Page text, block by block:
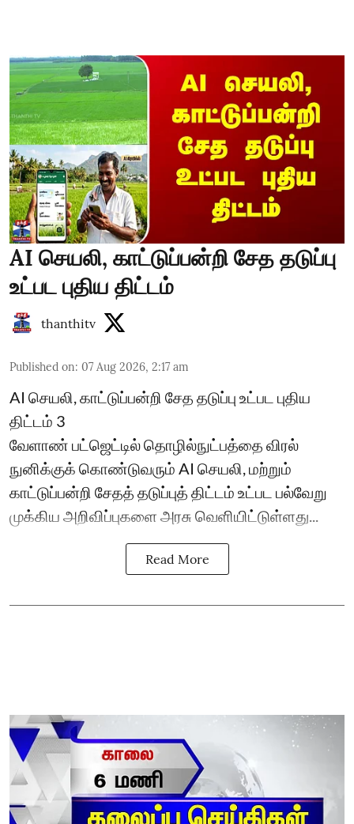
AI செயலி, காட்டுப்பன்றி சேத தடுப்பு
உட்பட புதிய திட்டம்
thanthitv
Published on: 07 Aug 2026, 2:17 am
AI செயலி, காட்டுப்பன்றி சேத தடுப்பு உட்பட புதிய
திட்டம் 3
வேளாண் பட்ஜெட்டில் தொழில்நுட்பத்தை விரல்
நுனிக்குக் கொண்டுவரும் AI செயலி, மற்றும்
காட்டுப்பன்றி சேதத் தடுப்புத் திட்டம் உட்பட பல்வேறு
முக்கிய அறிவிப்புகளை அரசு வெளியிட்டுள்ளது...
Read More